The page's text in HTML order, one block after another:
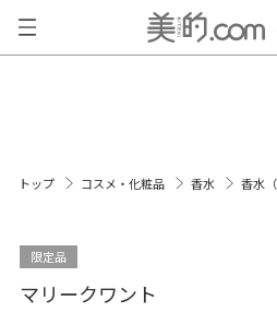
トップ コスメ・化粧品 香水 香水
限定品
マリークワント